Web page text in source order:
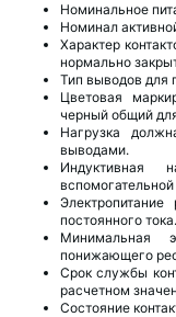
Номинальное
Номинал
Характер
нормально
Тип выводов для
Цветовая
черный общий
Нагрузка
выводами.
постоянного тока.
Минимальная
понижающего
Срок службы
расчетном
Состояние